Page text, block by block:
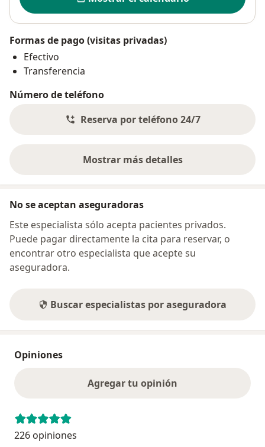
Formas de pago (visitas privadas)
Efectivo
Transferencia
Número de teléfono
Reserva por teléfono 24/7
Mostrar más detalles
sobre la dirección
No se aceptan aseguradoras
Este especialista sólo acepta pacientes privados.
Puede pagar directamente la cita para reservar, o
encontrar otro especialista que acepte su
aseguradora.
Buscar especialistas por aseguradora
Opiniones
Agregar tu opinión
226 opiniones